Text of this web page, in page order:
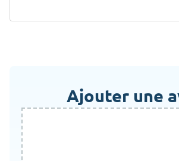
Ajouter une